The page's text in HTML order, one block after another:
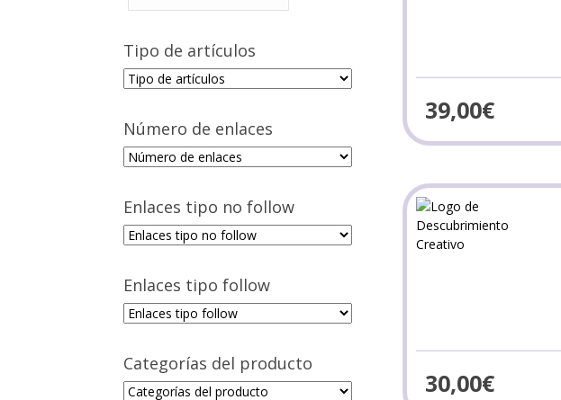
Tipo de artículos
Número de enlaces
Enlaces tipo no follow
Enlaces tipo follow
Categorías del producto
39,00€
30,00€